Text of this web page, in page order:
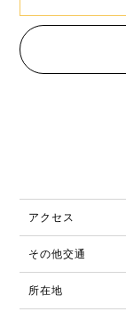
アクセス
その他交通
所在地